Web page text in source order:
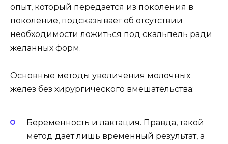
опыт, который передается из поколения в
поколение, подсказывает об отсутствии
необходимости ложиться под скальпель ради
желанных форм.
Основные методы увеличения молочных
желез без хирургического вмешательства:
Беременность и лактация. Правда, такой
метод дает лишь временный результат, а